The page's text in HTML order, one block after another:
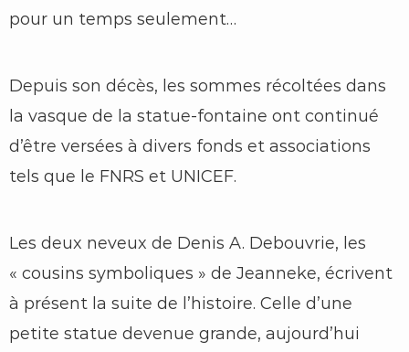
pour un temps seulement…
Depuis son décès, les sommes récoltées dans
la vasque de la statue-fontaine ont continué
d’être versées à divers fonds et associations
tels que le FNRS et UNICEF.
Les deux neveux de Denis A. Debouvrie, les
« cousins symboliques » de Jeanneke, écrivent
à présent la suite de l’histoire. Celle d’une
petite statue devenue grande, aujourd’hui